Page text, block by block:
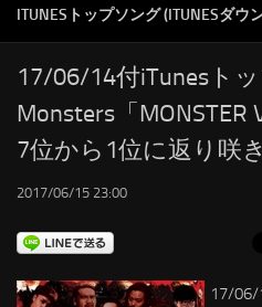
RSS
LINKS
ITUNESトップソング (ITUNESダウ
17/06/14付iTunesト
Monsters「MONSTER
7位から1位に返り咲
2017/06/15 23:00
17/06/